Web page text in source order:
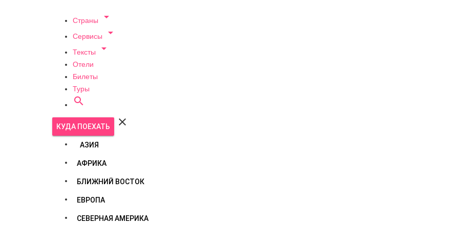
Страны 
Сервисы 
Тексты 
Отели
Билеты
Туры

КУДА ПОЕХАТЬ 
АЗИЯ
АФРИКА
БЛИЖНИЙ ВОСТОК
ЕВРОПА
СЕВЕРНАЯ АМЕРИКА